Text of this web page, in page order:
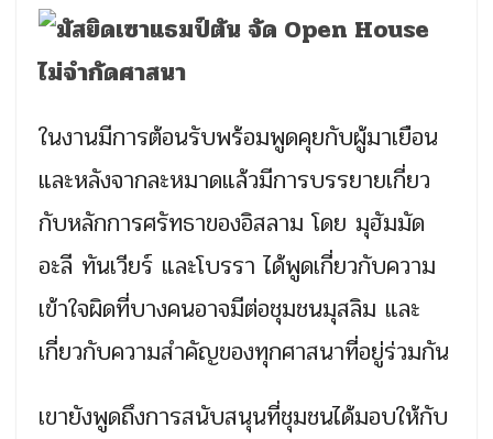
ในงานมีการต้อนรับพร้อมพูดคุยกับผู้มาเยือน
และหลังจากละหมาดแล้วมีการบรรยายเกี่ยว
กับหลักการศรัทธาของอิสลาม โดย มุฮัมมัด
อะลี ทันเวียร์ และโบรรา ได้พูดเกี่ยวกับความ
เข้าใจผิดที่บางคนอาจมีต่อชุมชนมุสลิม และ
เกี่ยวกับความสำคัญของทุกศาสนาที่อยู่ร่วมกัน
เขายังพูดถึงการสนับสนุนที่ชุมชนได้มอบให้กับ